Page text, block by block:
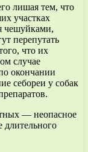
лишая тем, что
участках
чешуйками,
перепутать
что их
случае
окончании
себореи у собак
— неопасное
длительного